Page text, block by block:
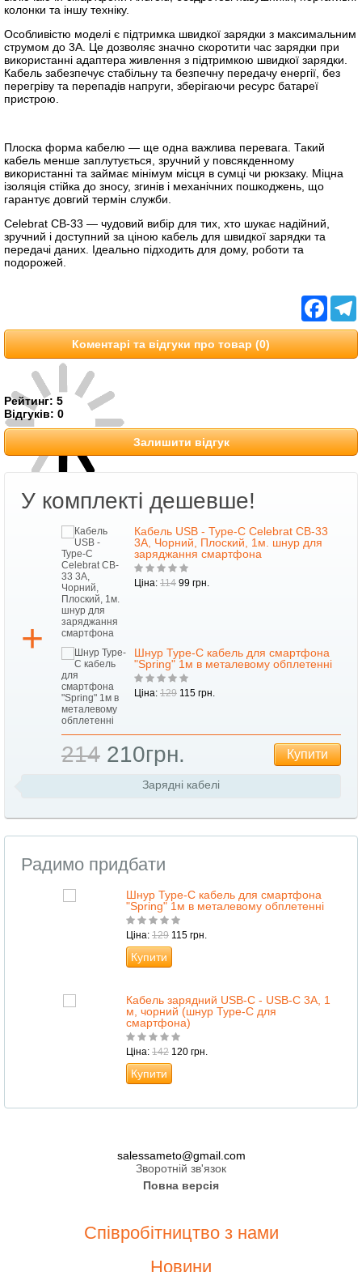
колонки та іншу техніку.
Особливістю моделі є підтримка швидкої зарядки з максимальним
струмом до 3А. Це дозволяє значно скоротити час зарядки при
використанні адаптера живлення з підтримкою швидкої зарядки.
Кабель забезпечує стабільну та безпечну передачу енергії, без
перегріву та перепадів напруги, зберігаючи ресурс батареї
пристрою.
Плоска форма кабелю — ще одна важлива перевага. Такий
кабель менше заплутується, зручний у повсякденному
використанні та займає мінімум місця в сумці чи рюкзаку. Міцна
ізоляція стійка до зносу, згинів і механічних пошкоджень, що
гарантує довгий термін служби.
Celebrat CB-33 — чудовий вибір для тих, хто шукає надійний,
зручний і доступний за ціною кабель для швидкої зарядки та
передачі даних. Ідеально підходить для дому, роботи та
подорожей.
Коментарі та відгуки про товар (0)
Рейтинг: 5
Відгуків: 0
Залишити відгук
У комплекті дешевше!
Кабель USB - Type-C Celebrat CB-33
3А, Чорний, Плоский, 1м. шнур для
заряджання смартфона
Ціна: 114 99 грн.
Шнур Type-C кабель для смартфона
"Spring" 1м в металевому обплетенні
Ціна: 129 115 грн.
214 210грн. Купити
Зарядні кабелі
Радимо придбати
Шнур Type-C кабель для смартфона
"Spring" 1м в металевому обплетенні
Ціна: 129 115 грн.
Купити
Кабель зарядний USB-C - USB-C 3А, 1
м, чорний (шнур Type-C для
смартфона)
Ціна: 142 120 грн.
Купити
salessameto@gmail.com
Зворотній зв'язок
Повна версія
Співробітництво з нами
Новини